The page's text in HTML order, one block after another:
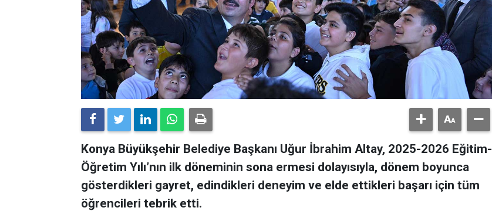
Konya Büyükşehir Belediye Başkanı Uğur İbrahim Altay, 2025-2026 Eğitim-
Öğretim Yılı’nın ilk döneminin sona ermesi dolayısıyla, dönem boyunca
gösterdikleri gayret, edindikleri deneyim ve elde ettikleri başarı için tüm
öğrencileri tebrik etti.